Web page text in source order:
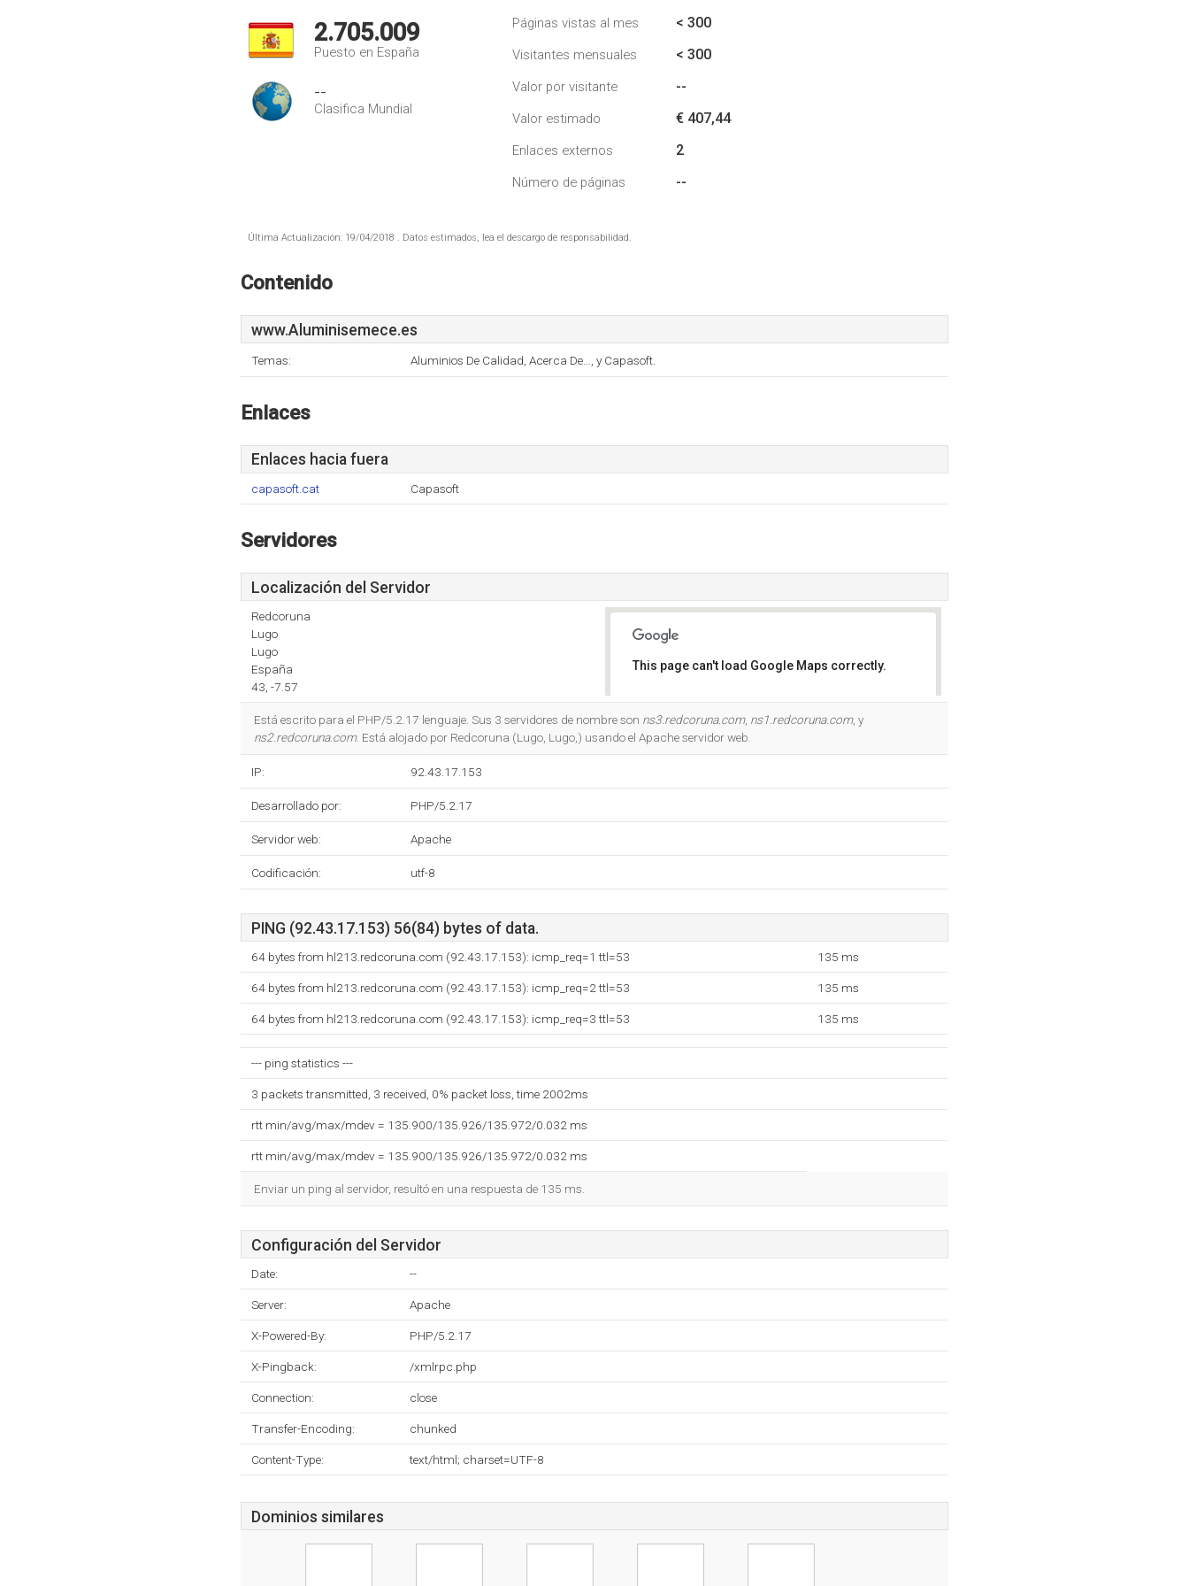
2.705.009
Puesto en España
--
Clasifica Mundial
Páginas vistas al mes < 300
Visitantes mensuales < 300
Valor por visitante --
Valor estimado € 407,44
Enlaces externos 2
Número de páginas --
Última Actualización: 19/04/2018 . Datos estimados, lea el descargo de responsabilidad.
Contenido
www.Aluminisemece.es
Temas: Aluminios De Calidad, Acerca De…, y Capasoft.
Enlaces
Enlaces hacia fuera
capasoft.cat Capasoft
Servidores
Localización del Servidor
Redcoruna
Lugo
Lugo
España
43, -7.57
This page can't load Google Maps correctly.
Está escrito para el PHP/5.2.17 lenguaje. Sus 3 servidores de nombre son ns3.redcoruna.com, ns1.redcoruna.com, y
ns2.redcoruna.com. Está alojado por Redcoruna (Lugo, Lugo,) usando el Apache servidor web.
IP: 92.43.17.153
Desarrollado por: PHP/5.2.17
Servidor web: Apache
Codificación: utf-8
PING (92.43.17.153) 56(84) bytes of data.
64 bytes from hl213.redcoruna.com (92.43.17.153): icmp_req=1 ttl=53 135 ms
64 bytes from hl213.redcoruna.com (92.43.17.153): icmp_req=2 ttl=53 135 ms
64 bytes from hl213.redcoruna.com (92.43.17.153): icmp_req=3 ttl=53 135 ms
--- ping statistics ---
3 packets transmitted, 3 received, 0% packet loss, time 2002ms
rtt min/avg/max/mdev = 135.900/135.926/135.972/0.032 ms
rtt min/avg/max/mdev = 135.900/135.926/135.972/0.032 ms
Enviar un ping al servidor, resultó en una respuesta de 135 ms.
Configuración del Servidor
Date: --
Server: Apache
X-Powered-By: PHP/5.2.17
X-Pingback: /xmlrpc.php
Connection: close
Transfer-Encoding: chunked
Content-Type: text/html; charset=UTF-8
Dominios similares